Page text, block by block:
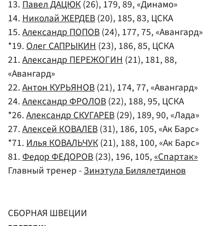
13.Павел ДАЦЮК(26), 179, 89, «Динамо»
14.Николай ЖЕРДЕВ(20), 185, 83, ЦСКА
15.Александр ПОПОВ(24), 177, 75, «Авангард»
*19.Олег САПРЫКИН(23), 186, 85, ЦСКА
21.Александр ПЕРЕЖОГИН(21), 181, 88,
«Авангард»
22.Антон КУРЬЯНОВ(21), 174, 77, «Авангард»
24.Александр ФРОЛОВ(22), 188, 95, ЦСКА
*26.Александр СКУГАРЕВ(29), 189, 90, «Лада»
27.Алексей КОВАЛЕВ(31), 186, 105, «Ак Барс»
*71.Илья КОВАЛЬЧУК(21), 188, 100, «Ак Барс»
81.Федор ФЕДОРОВ(23), 196, 105,«Спартак»
Главный тренер -Зинэтула Билялетдинов
СБОРНАЯ ШВЕЦИИ